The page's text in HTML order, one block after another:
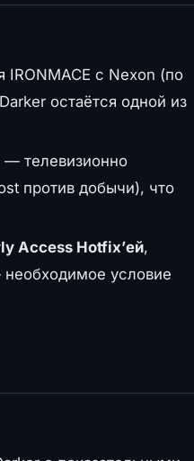
с Nexon (по
остаётся одной из
— телевизионно
против добычи), что
Access Hotfix’ей,
условие